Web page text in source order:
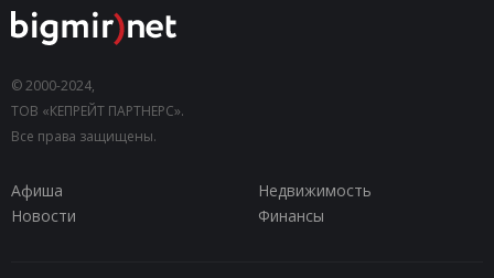
© 2000-2024,
ТОВ «КЕПРЕЙТ ПАРТНЕРС».
Все права защищены.
Афиша
Недвижимость
Новости
Финансы